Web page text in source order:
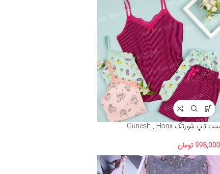
ست تاپ شورتک Gunesh , Honx
998,000 تومان